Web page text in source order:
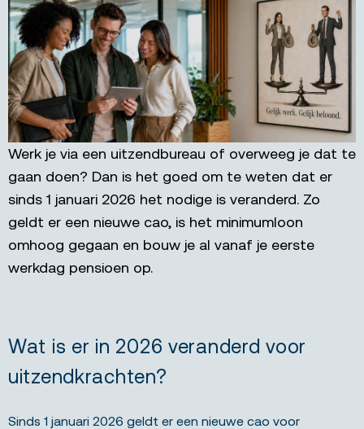
Werk je via een uitzendbureau of overweeg je dat te
gaan doen? Dan is het goed om te weten dat er
sinds 1 januari 2026 het nodige is veranderd. Zo
geldt er een nieuwe cao, is het minimumloon
omhoog gegaan en bouw je al vanaf je eerste
werkdag pensioen op.
Wat is er in 2026 veranderd voor
uitzendkrachten?
Sinds 1 januari 2026 geldt er een nieuwe cao voor